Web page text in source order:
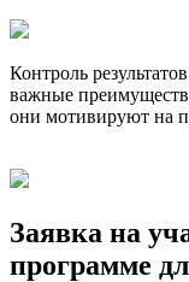
Контроль
важные
они мотивируют на
Заявка на
программе